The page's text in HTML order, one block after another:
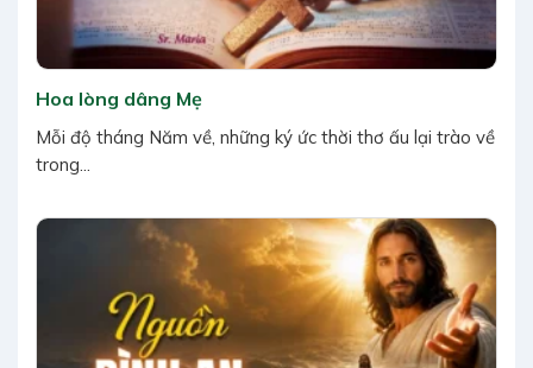
Hoa lòng dâng Mẹ
Mỗi độ tháng Năm về, những ký ức thời thơ ấu lại trào về
trong...